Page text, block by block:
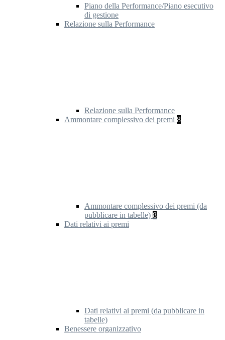
Piano della Performance/Piano esecutivo
di gestione
Relazione sulla Performance
Relazione sulla Performance
Ammontare complessivo dei premi 8
Ammontare complessivo dei premi (da
pubblicare in tabelle) 8
Dati relativi ai premi
Dati relativi ai premi (da pubblicare in
tabelle)
Benessere organizzativo